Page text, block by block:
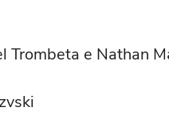
Trombeta e Nathan